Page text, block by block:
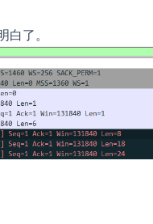
了。